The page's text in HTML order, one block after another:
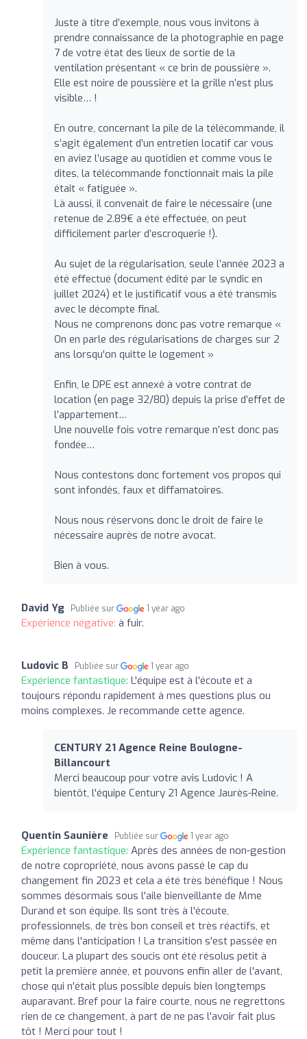
Juste à titre d’exemple, nous vous invitons à
prendre connaissance de la photographie en page
7 de votre état des lieux de sortie de la
ventilation présentant « ce brin de poussière ».
Elle est noire de poussière et la grille n’est plus
visible… !
En outre, concernant la pile de la télécommande, il
s’agit également d’un entretien locatif car vous
en aviez l’usage au quotidien et comme vous le
dites, la télécommande fonctionnait mais la pile
était « fatiguée ».
Là aussi, il convenait de faire le nécessaire (une
retenue de 2.89€ a été effectuée, on peut
difficilement parler d’escroquerie !).
Au sujet de la régularisation, seule l’année 2023 a
été effectué (document édité par le syndic en
juillet 2024) et le justificatif vous a été transmis
avec le décompte final.
Nous ne comprenons donc pas votre remarque «
On en parle des régularisations de charges sur 2
ans lorsqu'on quitte le logement »
Enfin, le DPE est annexé à votre contrat de
location (en page 32/80) depuis la prise d’effet de
l’appartement…
Une nouvelle fois votre remarque n’est donc pas
fondée…
Nous contestons donc fortement vos propos qui
sont infondés, faux et diffamatoires.
Nous nous réservons donc le droit de faire le
nécessaire auprès de notre avocat.
Bien à vous.
David Yg Publiée sur 1 year ago
Expérience négative: à fuir.
Ludovic B Publiée sur 1 year ago
Expérience fantastique: L'équipe est à l'écoute et a
toujours répondu rapidement à mes questions plus ou
moins complexes. Je recommande cette agence.
CENTURY 21 Agence Reine Boulogne-
Billancourt
Merci beaucoup pour votre avis Ludovic ! A
bientôt, l'équipe Century 21 Agence Jaurès-Reine.
Quentin Saunière Publiée sur 1 year ago
Expérience fantastique: Après des années de non-gestion
de notre copropriété, nous avons passé le cap du
changement fin 2023 et cela a été très bénéfique ! Nous
sommes désormais sous l'aile bienveillante de Mme
Durand et son équipe. Ils sont très à l'écoute,
professionnels, de très bon conseil et très réactifs, et
même dans l'anticipation ! La transition s'est passée en
douceur. La plupart des soucis ont été résolus petit à
petit la première année, et pouvons enfin aller de l'avant,
chose qui n'était plus possible depuis bien longtemps
auparavant. Bref pour la faire courte, nous ne regrettons
rien de ce changement, à part de ne pas l'avoir fait plus
tôt ! Merci pour tout !